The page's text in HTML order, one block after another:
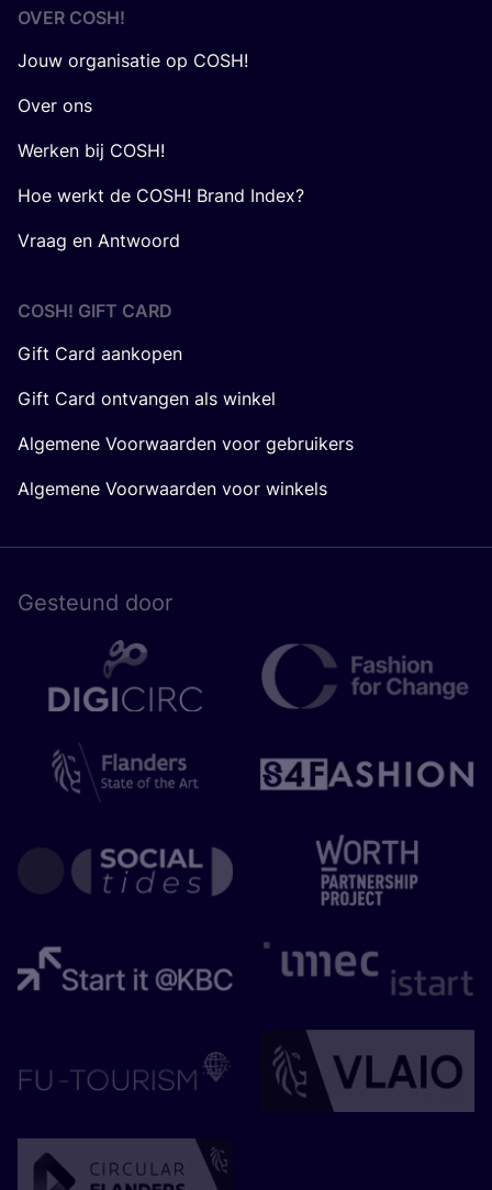
OVER COSH!
Jouw organisatie op COSH!
Over ons
Werken bij COSH!
Hoe werkt de COSH! Brand Index?
Vraag en Antwoord
COSH! GIFT CARD
Gift Card aankopen
Gift Card ontvangen als winkel
Algemene Voorwaarden voor gebruikers
Algemene Voorwaarden voor winkels
Gesteund door